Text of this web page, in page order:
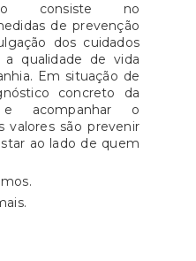
consiste no
de prevenção
dos cuidados
qualidade de vida
Em situação de
concreto da
acompanhar o
valores são prevenir
ao lado de quem